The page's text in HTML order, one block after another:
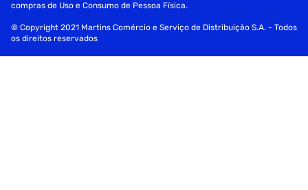
compras de Uso e Consumo de Pessoa Física.
© Copyright 2021 Martins Comércio e Serviço de Distribuição S.A. - Todos
os direitos reservados